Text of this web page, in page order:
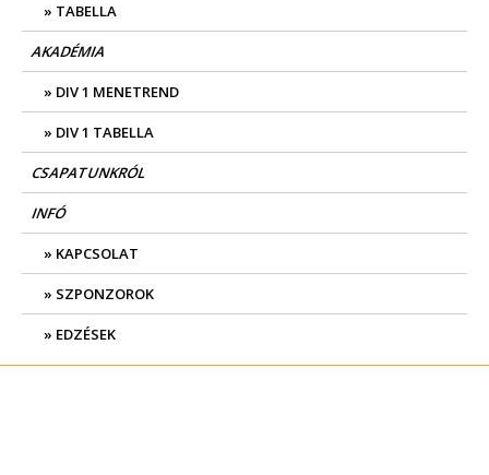
TABELLA
AKADÉMIA
DIV 1 MENETREND
DIV 1 TABELLA
CSAPATUNKRÓL
INFÓ
KAPCSOLAT
SZPONZOROK
EDZÉSEK